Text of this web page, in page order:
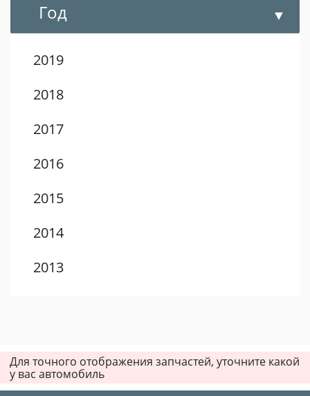
Год
2019
2018
2017
2016
2015
2014
2013
2010
Для точного отображения запчастей, уточните какой
у вас автомобиль